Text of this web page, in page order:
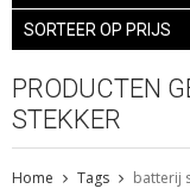
SORTEER OP PRIJS
PRODUCTEN
STEKKER
Home Tags batterij